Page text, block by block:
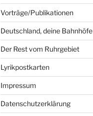
Vorträge/Publikationen
Deutschland, deine Bahnhöfe
Der Rest vom Ruhrgebiet
Lyrikpostkarten
Impressum
Datenschutzerklärung